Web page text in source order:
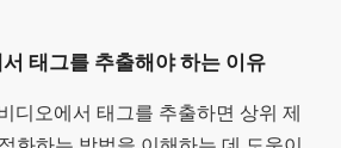
태그를 추출해야 하는 이유
디오에서 태그를 추출하면 상위 제